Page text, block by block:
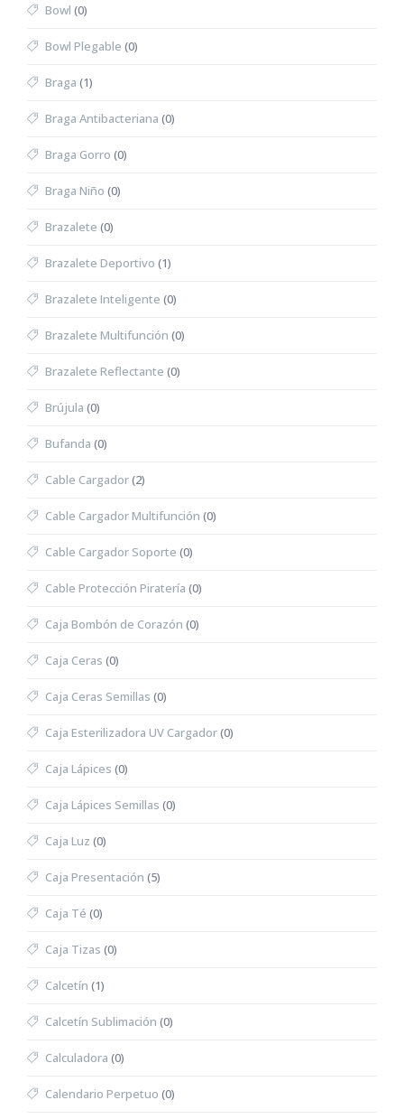
Bowl (0)
Bowl Plegable (0)
Braga (1)
Braga Antibacteriana (0)
Braga Gorro (0)
Braga Niño (0)
Brazalete (0)
Brazalete Deportivo (1)
Brazalete Inteligente (0)
Brazalete Multifunción (0)
Brazalete Reflectante (0)
Brújula (0)
Bufanda (0)
Cable Cargador(2)
Cable Cargador Multifunción (0)
Cable Cargador Soporte (0)
Cable Protección Piratería (0)
Caja Bombón de Corazón (0)
Caja Ceras (0)
Caja Ceras Semillas (0)
Caja Esterilizadora UV Cargador(0)
Caja Lápices (0)
Caja Lápices Semillas (0)
Caja Luz (0)
Caja Presentación (5)
Caja Té (0)
Caja Tizas (0)
Calcetín (1)
Calcetín Sublimación (0)
Calculadora (0)
Calendario Perpetuo (0)